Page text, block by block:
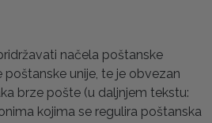
načela poštanske
poštanske unije, te je obvezan
brze pošte (u daljnjem tekstu:
kojima se regulira poštanska